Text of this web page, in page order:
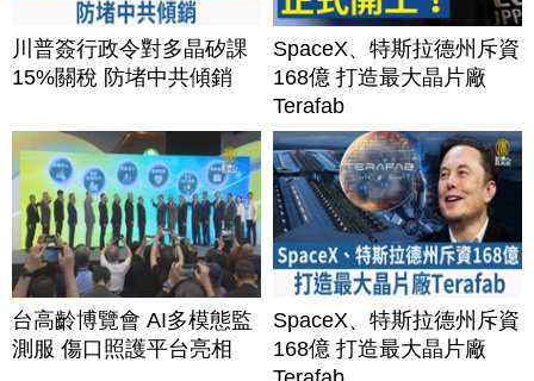
川普簽行政令對多晶矽課
15%關稅 防堵中共傾銷
SpaceX、特斯拉德州斥資
168億 打造最大晶片廠
Terafab
台高齡博覽會 AI多模態監
測服 傷口照護平台亮相
SpaceX、特斯拉德州斥資
168億 打造最大晶片廠